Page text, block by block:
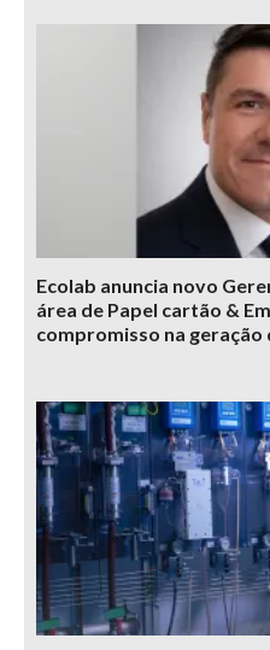
Ecolab anuncia novo
área de Papel cartão &
compromisso na geração